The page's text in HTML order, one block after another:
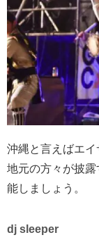
沖縄と言えばエイ
地元の方々が披
能しましょう。
dj sleeper